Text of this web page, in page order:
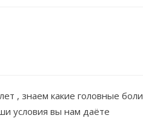
, знаем какие головные боли
условия вы нам даёте